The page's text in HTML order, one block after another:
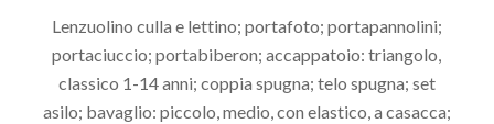
Lenzuolino culla e lettino; portafoto; portapannolini;
portaciuccio; portabiberon; accappatoio: triangolo,
classico 1-14 anni; coppia spugna; telo spugna; set
asilo; bavaglio: piccolo, medio, con elastico, a casacca;